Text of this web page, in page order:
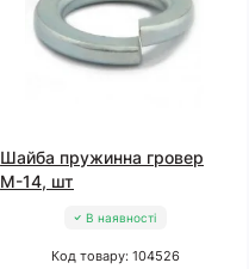
Шайба пружинна гровер
М-14, шт
В наявності
Код товару: 104526